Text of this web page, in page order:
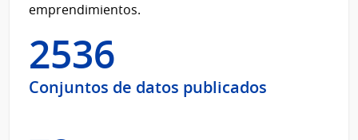
emprendimientos.
2536
Conjuntos de datos publicados